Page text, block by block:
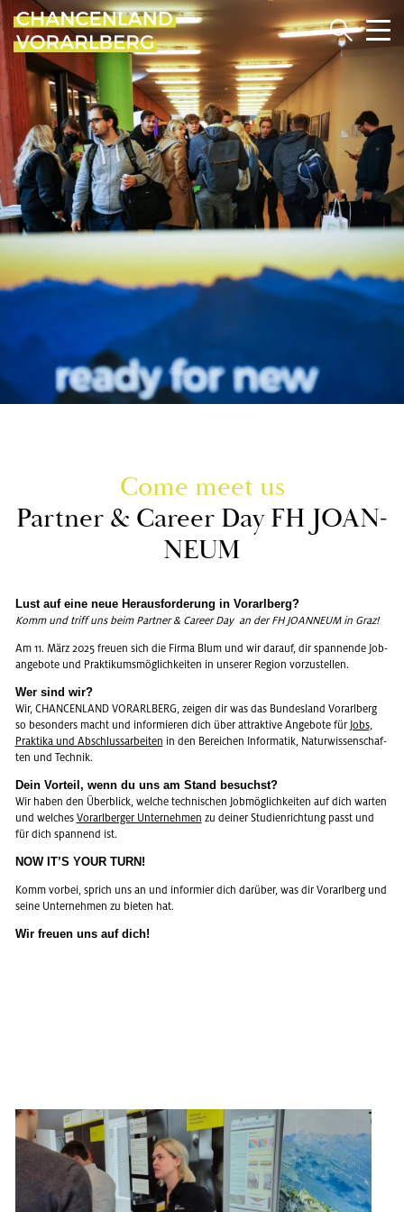
Come meet us
Part­ner & Ca­re­er Day FH JO­AN­
NE­UM
Lust auf eine neue Her­aus­for­de­rung in Vor­arl­berg?
Komm und triff uns beim Part­ner & Ca­re­er Day an der FH JO­AN­NE­UM in Graz!
Am 11. März 2025 freu­en sich die Firma Blum und wir dar­auf, dir span­nen­de Job­
an­ge­bo­te und Prak­ti­kums­mög­lich­kei­ten in un­se­rer Re­gi­on vor­zu­stel­len.
Wer sind wir?
Wir, CHAN­CEN­LAND VOR­ARL­BERG, zei­gen dir was das Bun­des­land Vor­arl­berg
so be­son­ders macht und in­for­mie­ren dich über at­trak­ti­ve An­ge­bo­te für Jobs,
Prak­ti­ka und Ab­schluss­ar­bei­ten in den Be­rei­chen In­for­ma­tik, Na­tur­wis­sen­schaf­
ten und Tech­nik.
Dein Vor­teil, wenn du uns am Stand be­suchst?
Wir haben den Über­blick, wel­che tech­ni­schen Job­mög­lich­kei­ten auf dich war­ten
und wel­ches Vor­arl­ber­ger Un­ter­neh­men zu dei­ner Stu­di­en­rich­tung passt und
für dich span­nend ist.
NOW IT’S YOUR TURN!
Komm vor­bei, sprich uns an und in­for­mier dich dar­über, was dir Vor­arl­berg und
seine Un­ter­neh­men zu bie­ten hat.
Wir freu­en uns auf dich!